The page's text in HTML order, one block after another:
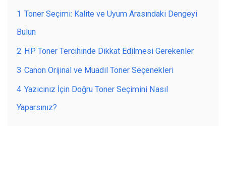
1 Toner Seçimi: Kalite ve Uyum Arasındaki Dengeyi
Bulun
2 HP Toner Tercihinde Dikkat Edilmesi Gerekenler
3 Canon Orijinal ve Muadil Toner Seçenekleri
4 Yazıcınız İçin Doğru Toner Seçimini Nasıl
Yaparsınız?